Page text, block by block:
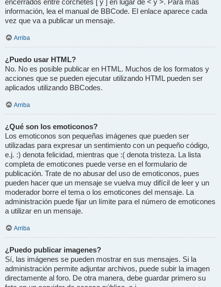
encerrados entre corchetes [ y ] en lugar de < y >. Para más
información, lea el manual de BBCode. El enlace aparece cada
vez que va a publicar un mensaje.
Arriba
¿Puedo usar HTML?
No. No es posible publicar en HTML. Muchos de los formatos y
acciones que se pueden ejecutar utilizando HTML pueden ser
aplicados utilizando BBCodes.
Arriba
¿Qué son los emoticonos?
Los emoticonos son pequeñas imágenes que pueden ser
utilizadas para expresar un sentimiento con un pequeño código,
e.j. :) denota felicidad, mientras que :( denota tristeza. La lista
completa de emoticones puede verse en el formulario de
publicación. Trate de no abusar del uso de emoticonos, pues
pueden hacer que un mensaje se vuelva muy difícil de leer y un
moderador borre el tema o los emoticones del mensaje. La
administración puede fijar un límite para el número de emoticones
a utilizar en un mensaje.
Arriba
¿Puedo publicar imagenes?
Sí, las imágenes se pueden mostrar en sus mensajes. Si la
administración permite adjuntar archivos, puede subir la imagen
directamente al foro. De otra manera, debe guardar primero su